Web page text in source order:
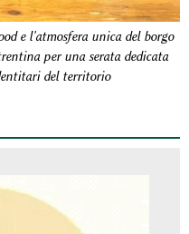
e l'atmosfera unica del borgo
per una serata dedicata
del territorio